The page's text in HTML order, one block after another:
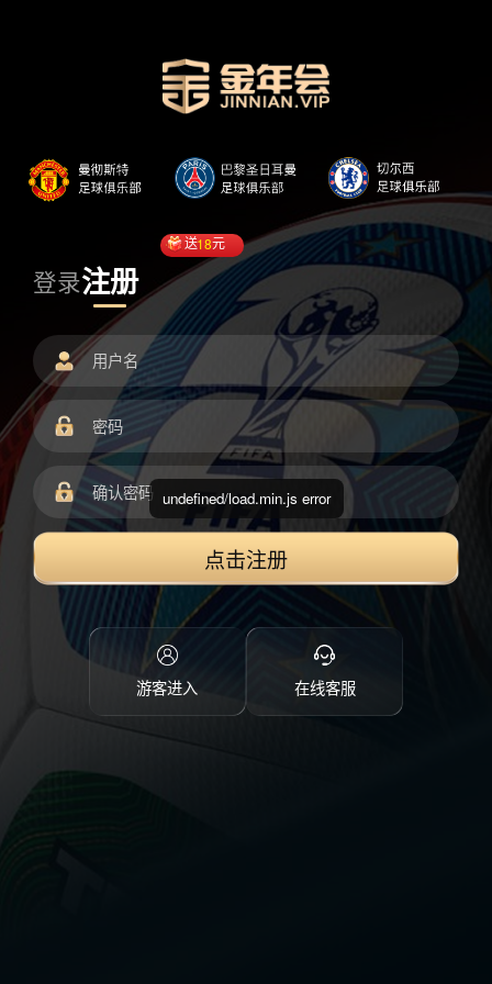
登录注册
送18元
点击注册
游客进入 在线客服
undefined/load.min.js error